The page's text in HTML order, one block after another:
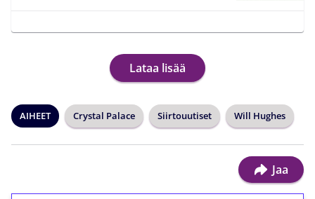
Lataa lisää
AIHEET Crystal Palace Siirtouutiset Will Hughes
Jaa